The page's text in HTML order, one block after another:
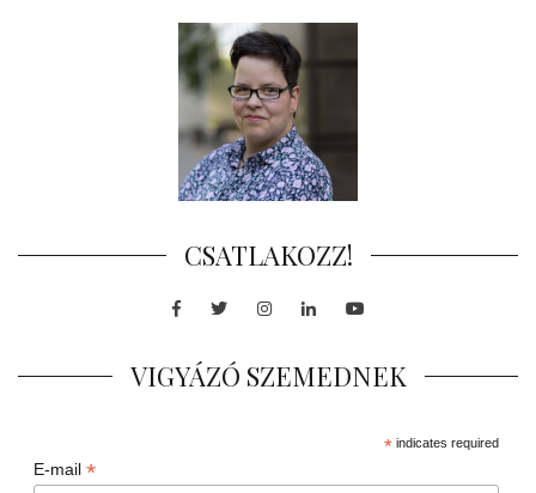
CSATLAKOZZ!
Facebook
TwitterInstagram
LinkedInYoutube
VIGYÁZÓ SZEMEDNEK
*indicates required
E-mail *